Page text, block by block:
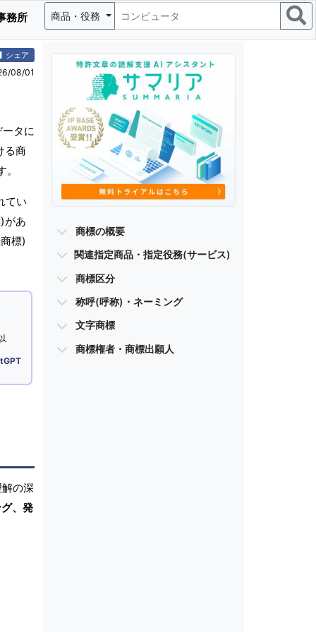
務所 商品・役務
シェア
08/01
タに
る商
てい
があ
標)
の深
、発
商標の概要
関連指定商品・指定役務(サービス)
商標区分
称呼(呼称)・ネーミング
文字商標
商標権者・商標出願人